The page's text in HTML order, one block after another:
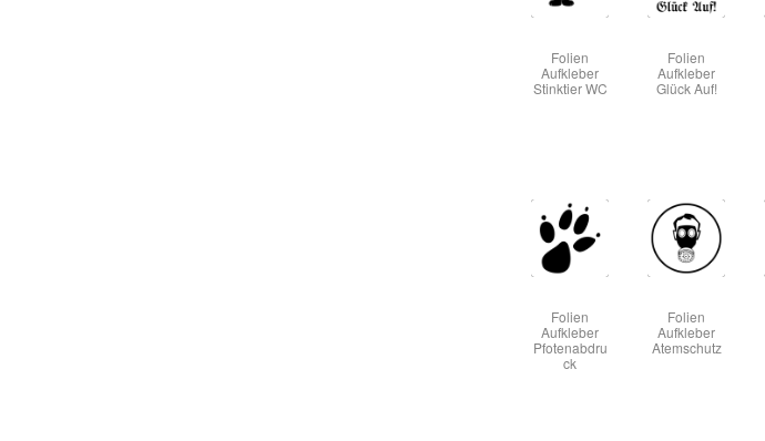
Folien
Aufkleber
Stinktier WC
Folien
Aufkleber
Glück Auf!
Folien
Aufkleber
Pfotenabdru
ck
Folien
Aufkleber
Atemschutz